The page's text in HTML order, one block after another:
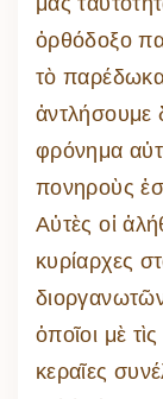
ὀρθόδοξο
τὸ
ἀντλήσουμε
φρόνημα
πονηροὺς
Αὐτὲς οἱ
κυρίαρχες
ὁποῖοι μὲ
κεραῖες